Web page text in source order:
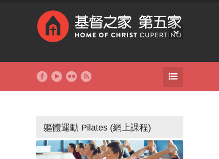
軀體運動 Pilates (網上課程)